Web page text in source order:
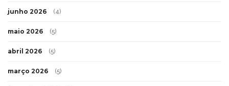
junho 2026 (4)
maio 2026 (5)
abril 2026 (5)
março 2026 (5)